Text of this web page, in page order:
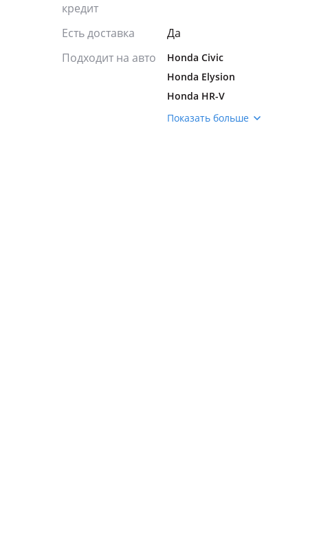
кредит
Есть доставка
Да
Подходит на авто
Honda Civic
Honda Elysion
Honda HR-V
Honda Inspire
Показать больше